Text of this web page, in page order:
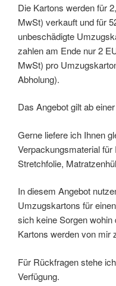
Die Kartons werden für
MwSt) verkauft und für
unbeschädigte
zahlen am Ende nur 2
MwSt) pro
Abholung).
Das Angebot gilt ab
Gerne liefere ich Ihnen
Verpackungsmaterial
Stretchfolie,
In diesem Angebot
Umzugskartons für
sich keine Sorgen
Kartons werden von mir
Für Rückfragen stehe
Verfügung.